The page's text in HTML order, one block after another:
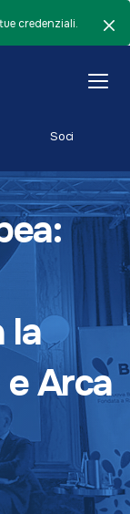
credenziali.
Soci
la
Arca